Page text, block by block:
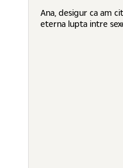
Ana, desigur ca am
eterna lupta intre